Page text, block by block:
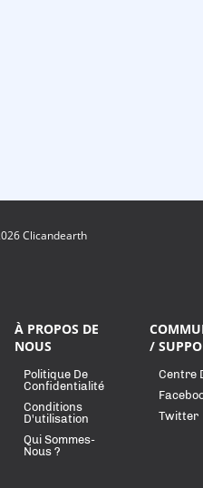
Clicandearth
À PROPOS DE
NOUS
Politique De
Confidentialité
Conditions
D'utilisation
Qui Sommes-
Nous ?
/
Centre
Twitter